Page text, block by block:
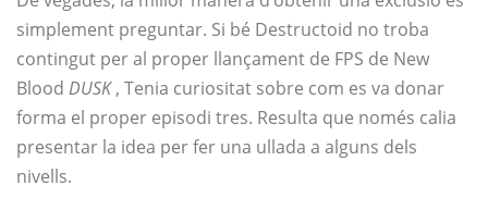
simplement preguntar. Si bé Destructoid no troba
contingut per al proper llançament de FPS de New
Blood DUSK, Tenia curiositat sobre com es va donar
forma el proper episodi tres. Resulta que només calia
presentar la idea per fer una ullada a alguns dels
nivells.